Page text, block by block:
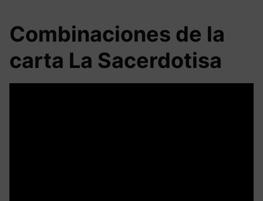
Combinaciones de la
carta La Sacerdotisa